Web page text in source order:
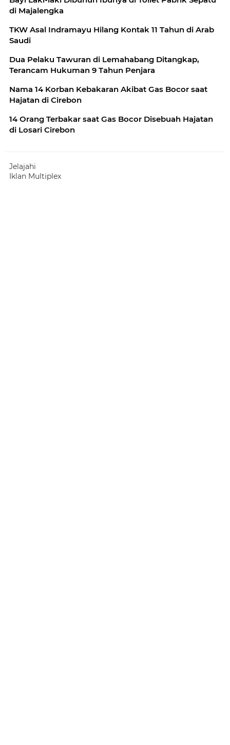
di Majalengka
TKW Asal Indramayu Hilang Kontak 11 Tahun di Arab
Saudi
Dua Pelaku Tawuran di Lemahabang Ditangkap,
Terancam Hukuman 9 Tahun Penjara
Nama 14 Korban Kebakaran Akibat Gas Bocor saat
Hajatan di Cirebon
14 Orang Terbakar saat Gas Bocor Disebuah Hajatan
di Losari Cirebon
Jelajahi
Iklan Multiplex